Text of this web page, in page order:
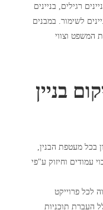
רגילים, בניינים
לשימור. במבנים
המשפט וצווי
בניין
בכל מעטפת הבנין,
עמודים וחיזוק ע"פי
לכל פרוייקט
העברת תוכניות